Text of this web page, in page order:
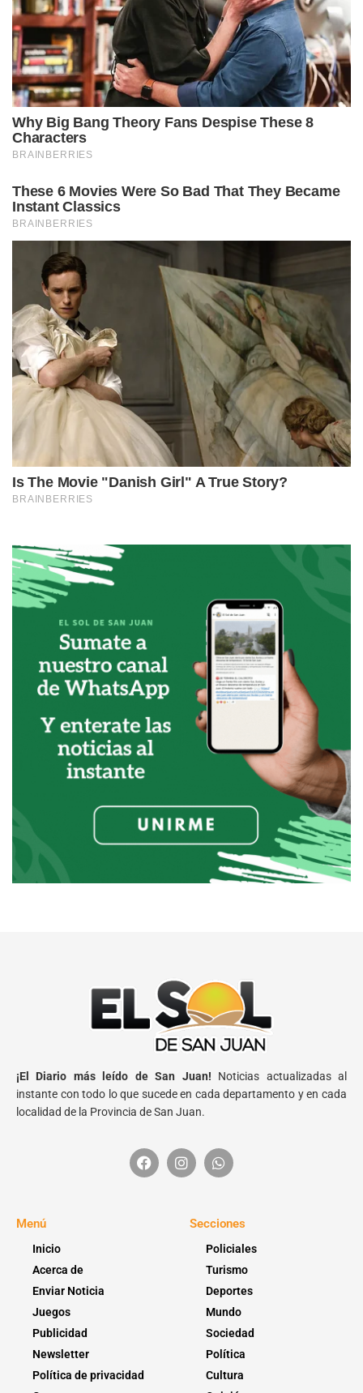
¡El Diario más leído de San Juan! Noticias actualizadas al
instante con todo lo que sucede en cada departamento y en cada
localidad de la Provincia de San Juan.
Menú
Inicio
Acerca de
Enviar Noticia
Juegos
Publicidad
Newsletter
Política de privacidad
Secciones
Policiales
Turismo
Deportes
Mundo
Sociedad
Política
Cultura